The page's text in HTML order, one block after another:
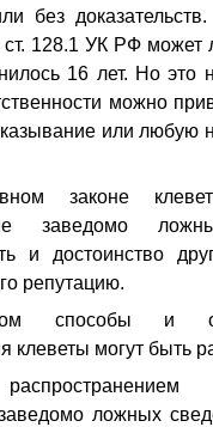
без
128.1 УК РФ может
16 лет. Но это
можно
или любую
законе
заведомо
и достоинство
репутацию.
способы и
клеветы могут быть
ложных